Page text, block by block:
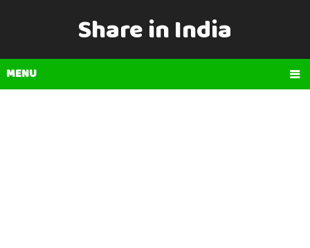
Share in India
MENU